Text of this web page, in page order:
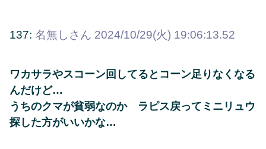
137: 名無しさん 2024/10/29(火) 19:06:13.52
ワカサラやスコーン回してるとコーン足りなくなる
んだけど…
うちのクマが貧弱なのか ラピス戻ってミニリュウ
探した方がいいかな…